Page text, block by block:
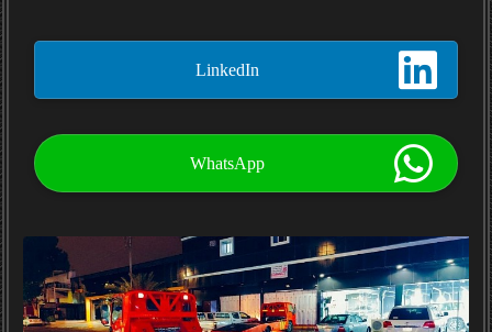
LinkedIn
WhatsApp